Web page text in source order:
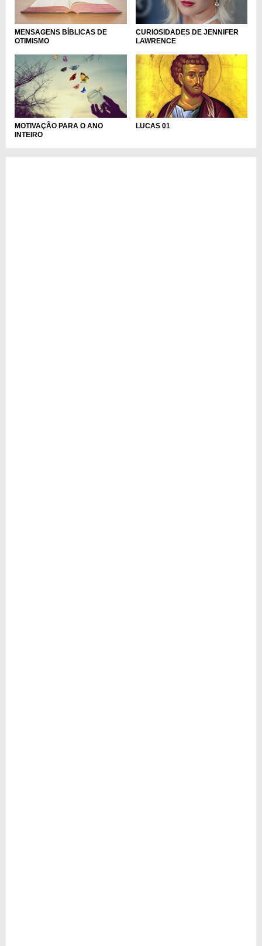
MENSAGENS BÍBLICAS DE
OTIMISMO
CURIOSIDADES DE JENNIFER
LAWRENCE
MOTIVAÇÃO PARA O ANO
INTEIRO
LUCAS 01